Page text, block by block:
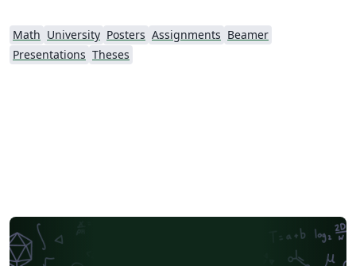
Math University Posters Assignments Beamer
Presentations Theses